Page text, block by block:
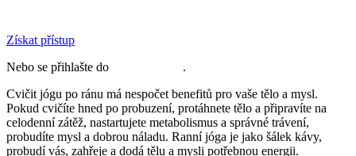
Získat přístup
Nebo se přihlašte do
.
Cvičit jógu po ránu má nespočet benefitů pro vaše tělo a mysl.
Pokud cvičíte hned po probuzení, protáhnete tělo a připravíte na
celodenní zátěž, nastartujete metabolismus a správné trávení,
probudíte mysl a dobrou náladu. Ranní jóga je jako šálek kávy,
probudí vás, zahřeje a dodá tělu a mysli potřebnou energii.